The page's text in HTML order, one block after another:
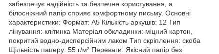
забезпечує надійність та безпечне користування, а
білосніжний папір сприяє комфортному письму. Основні
характеристики: Формат: А5 Кількість аркушів: 12 Тип
лінування: клітинка Матеріал обкладинки: міцний картон,
покритий водно-дисперсійним лаком Тип скріплення: скоба
Щільність паперу: 55 г/м² Переваги: Якісний папір без